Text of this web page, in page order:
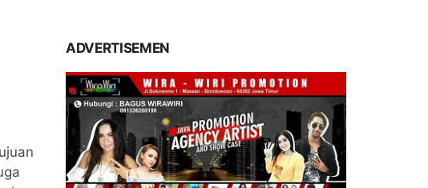
ADVERTISEMEN